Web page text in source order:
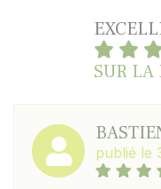
SUR
publié le